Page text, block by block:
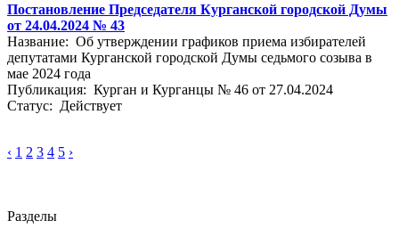
Постановление Председателя Курганской городской Думы
от 24.04.2024 № 43
Название: Об утверждении графиков приема избирателей
депутатами Курганской городской Думы седьмого созыва в
мае 2024 года
Публикация: Курган и Курганцы № 46 от 27.04.2024
Статус: Действует
‹ 1 2 3 4 5 ›
Разделы